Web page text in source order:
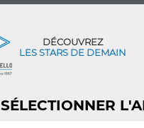
DÉCOUVREZ
LES STARS DE DEMAIN
SÉLECTIONNER